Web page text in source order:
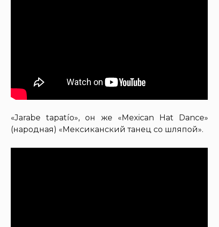
«Jarabe tapatío», он же «Mexican Hat Dance»
(народная) «Мексиканский танец со шляпой».